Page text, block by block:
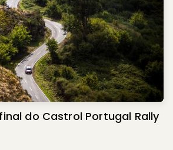
do Castrol Portugal Rally